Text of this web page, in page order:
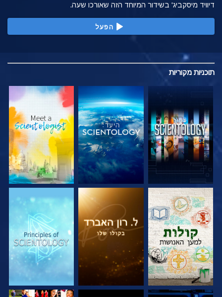
דיוויד מיסקביג' בשידור המיוחד הזה שאורכו שעה.
הפעל
תוכניות מקוריות
בדוק את הסדרה בדוק את הסדרה בדוק את הסדרה